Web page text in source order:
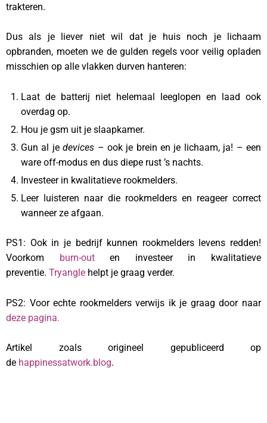
trakteren.
Dus als je liever niet wil dat je huis noch je lichaam
opbranden, moeten we de gulden regels voor veilig opladen
misschien op alle vlakken durven hanteren:
Laat de batterij niet helemaal leeglopen en laad ook
overdag op.
Hou je gsm uit je slaapkamer.
Gun al jedevices – ook je brein en je lichaam, ja! – een
ware off-modus en dus diepe rust ’s nachts.
Investeer in kwalitatieve rookmelders.
Leer luisteren naar die rookmelders en reageer correct
wanneer ze afgaan.
PS1: Ook in je bedrijf kunnen rookmelders levens redden!
Voorkom burn-outen investeer in kwalitatieve
preventie. Tryangle helpt je graag verder.
PS2: Voor echte rookmelders verwijs ik je graag door naar
deze pagina.
Artikel zoals origineel gepubliceerd op
de happinessatwork.blog.